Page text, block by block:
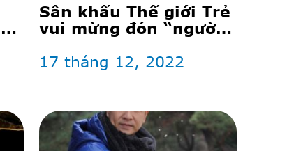
Sân khấu Thế giới Trẻ
vui mừng đón “người
17 tháng 12, 2022